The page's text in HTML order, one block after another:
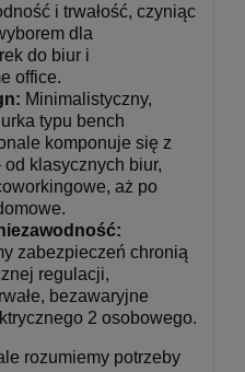
i trwałość, czyniąc
dla
do biur i
office.
Minimalistyczny,
typu bench
komponuje się z
klasycznych biur,
aż po
zabezpieczeń chronią
regulacji,
bezawaryjne
2 osobowego.
rozumiemy potrzeby